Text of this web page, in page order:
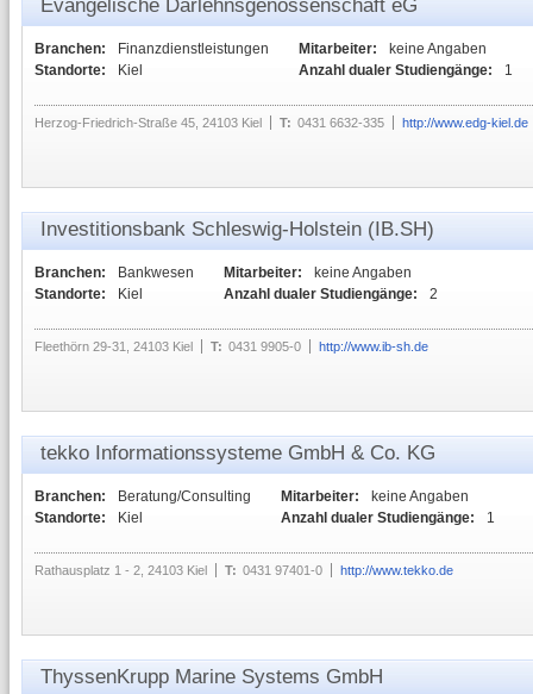
Evangelische Darlehnsgenossenschaft eG
Branchen:
Finanzdienstleistungen
Standorte:
Kiel
Mitarbeiter:
keine Angaben
Anzahl dualer Studiengänge:
1
Herzog-Friedrich-Straße 45, 24103 Kiel T: 0431 6632-335 http://www.edg-kiel.de
Investitionsbank Schleswig-Holstein (IB.SH)
Branchen:
Bankwesen
Standorte:
Kiel
Mitarbeiter:
keine Angaben
Anzahl dualer Studiengänge:
2
Fleethörn 29-31, 24103 Kiel T: 0431 9905-0 http://www.ib-sh.de
tekko Informationssysteme GmbH & Co. KG
Branchen:
Beratung/Consulting
Standorte:
Kiel
Mitarbeiter:
keine Angaben
Anzahl dualer Studiengänge:
1
Rathausplatz 1 - 2, 24103 Kiel T: 0431 97401-0 http://www.tekko.de
ThyssenKrupp Marine Systems GmbH